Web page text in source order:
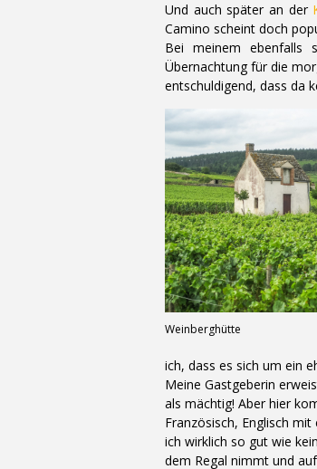
Und auch später an der
Camino scheint doch
Bei meinem ebenfalls
Übernachtung für die
entschuldigend, dass da
Weinberghütte
ich, dass es sich um ein
Meine Gastgeberin
als mächtig! Aber hier
Französisch, Englisch
ich wirklich so gut wie
dem Regal nimmt und